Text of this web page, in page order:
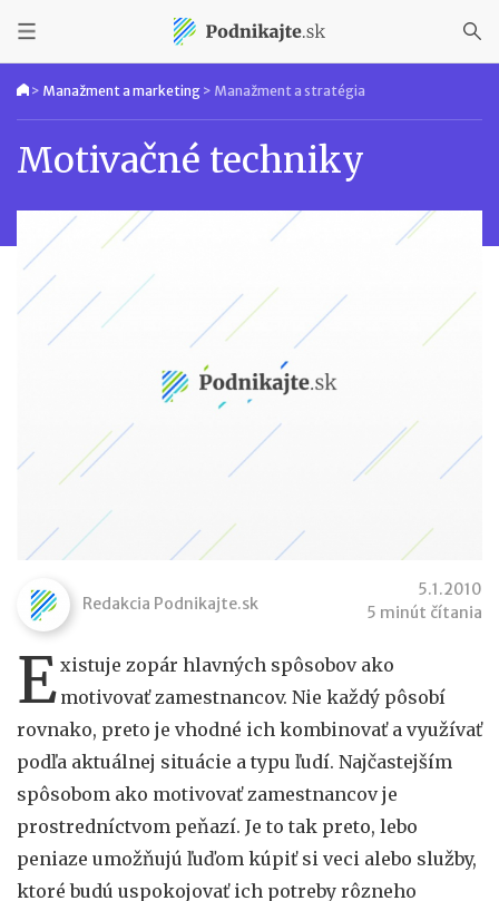
> Manažment a marketing > Manažment a stratégia
Motivačné techniky
Redakcia Podnikajte.sk
5.1.2010
5 minút čítania
Existuje zopár hlavných spôsobov ako
motivovať zamestnancov. Nie každý pôsobí
rovnako, preto je vhodné ich kombinovať a využívať
podľa aktuálnej situácie a typu ľudí. Najčastejším
spôsobom ako motivovať zamestnancov je
prostredníctvom peňazí. Je to tak preto, lebo
peniaze umožňujú ľuďom kúpiť si veci alebo služby,
ktoré budú uspokojovať ich potreby rôzneho